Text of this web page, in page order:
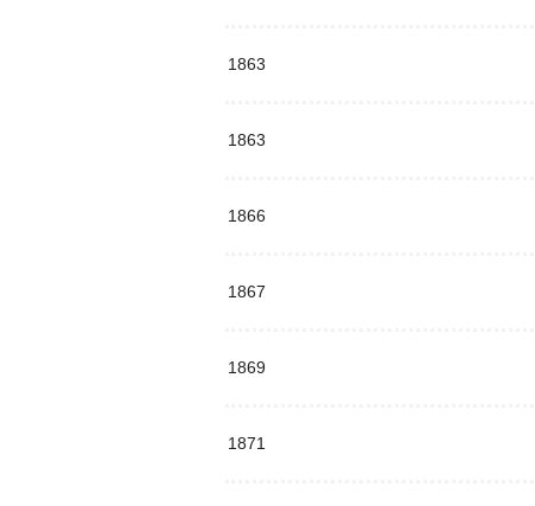
1863
1863
1866
1867
1869
1871